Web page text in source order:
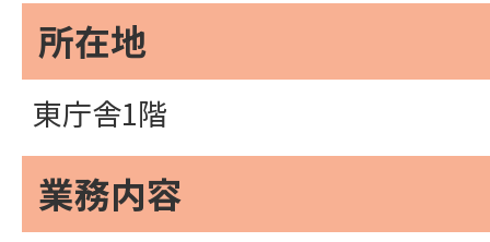
所在地
東庁舎1階
業務内容